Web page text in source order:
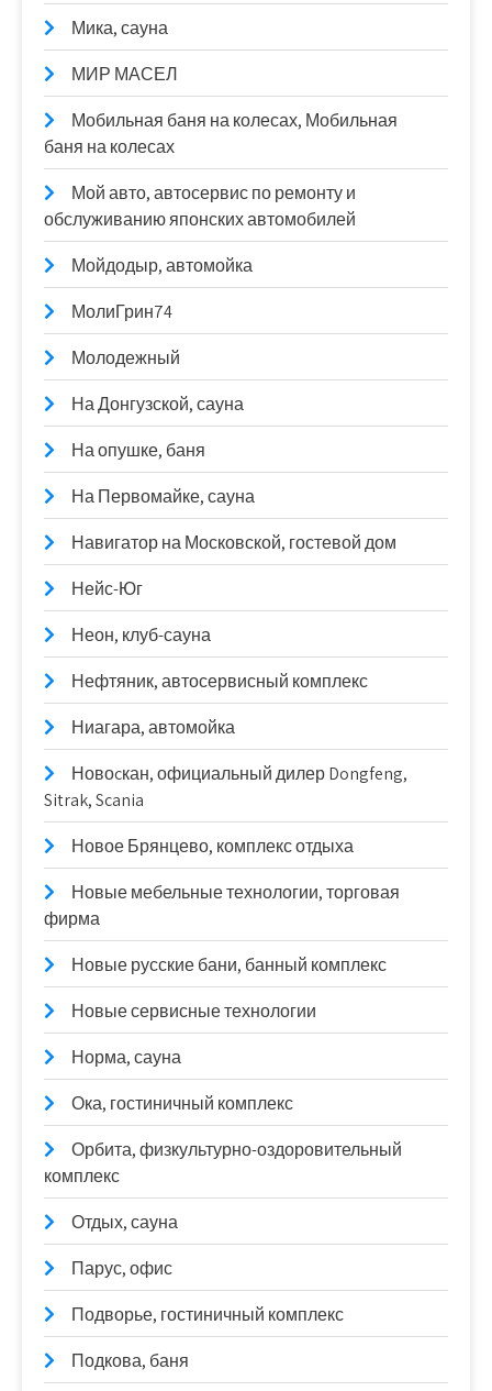
Мика, сауна
МИР МАСЕЛ
Мобильная баня на колесах, Мобильная
баня на колесах
Мой авто, автосервис по ремонту и
обслуживанию японских автомобилей
Мойдодыр, автомойка
МолиГрин74
Молодежный
На Донгузской, сауна
На опушке, баня
На Первомайке, сауна
Навигатор на Московской, гостевой дом
Нейс-Юг
Неон, клуб-сауна
Нефтяник, автосервисный комплекс
Ниагара, автомойка
Новоcкан, официальный дилер Dongfeng,
Sitrak, Scania
Новое Брянцево, комплекс отдыха
Новые мебельные технологии, торговая
фирма
Новые русские бани, банный комплекс
Новые сервисные технологии
Норма, сауна
Ока, гостиничный комплекс
Орбита, физкультурно-оздоровительный
комплекс
Отдых, сауна
Парус, офис
Подворье, гостиничный комплекс
Подкова, баня